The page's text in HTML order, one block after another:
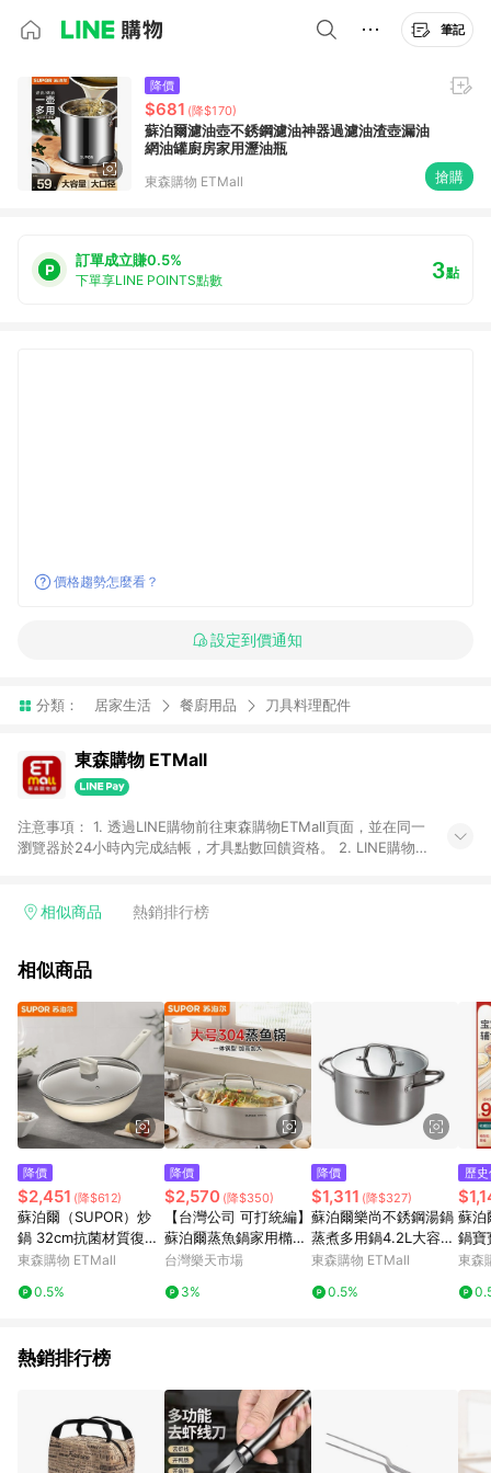
筆記
降價
$681 (降$170)
蘇泊爾濾油壺不銹鋼濾油神器過濾油渣壺漏油
網油罐廚房家用瀝油瓶
東森購物 ETMall 搶購
訂單成立賺0.5%
下單享LINE POINTS點數 3點
價格趨勢怎麼看？
設定到價通知
分類： 居家生活 餐廚用品 刀具料理配件
東森購物 ETMall
注意事項： 1. 透過LINE購物前往東森購物ETMall頁面，並在同一
瀏覽器於24小時內完成結帳，才具點數回饋資格。 2. LINE購物
單，皆不在點數回饋範圍內。 3. 如購買以下類別商品，將無法獲
球嚴選、商城、專案商品、「草莓網」全館商品。 4. 如取消訂
回饋。 5. 點數回饋會扣除所有折扣優惠後之最終發票金額計算，
實際回饋請依LINE購物通知為主。 6. 訂單如有使用東森購物
ETMall站內之折扣優惠(包含但不限於東森幣、樂透金、東森現金
券等)，不具點數回饋資格。詳細請依東森購物ETMall之結帳頁面
顯示為準。 7. LINE購物設有「單一商品最高回饋點數」機制(特
殊活動時開放「回饋無上限」)，以同一訂單中同一商品不論件數
計算，並依訂單成立時間當下LINE購物所設定的回饋機制為準。
如顯示之商品規格、顏色、價位、贈品與東森購物ETMall銷售網
頁不符，以銷售網頁標示為準。 9. 若有贈點爭議，請務必於訂單
日期+180天以內至LINE購物客服洽詢；若超過180天(含)以上進
行申訴，恕無法贈點回饋。 10. 部分點數紅包僅限指定商品使
用，或不適用於無回饋商品。各點數紅包之適用商品與使用條件
請依點數紅包頁面規則為準。
相似商品 熱銷排行榜
相似商品
降價
$2,451 (降$612)
蘇泊爾（SUPOR）炒
鍋 32cm抗菌材質復合
底不粘炒鍋帶鍋蓋VC3
東森購物 ETMall
0.5%
降價
$2,570 (降$350)
【台灣公司 可打統編】
蘇泊爾蒸魚鍋家用橢圓
蒸鍋蒸籠304不銹鋼大
台灣樂天市場
3%
降價
$1,311 (降$327)
蘇泊爾樂尚不銹鋼湯鍋
蒸煮多用鍋4.2L大容量
一鍋多用湯鍋VT22WA
東森購物 ETMall
0.5%
歷
蘇泊
鍋寶
一體
東森
熱銷排行榜